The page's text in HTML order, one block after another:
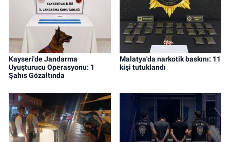
Kayseri'de Jandarma
Uyuşturucu Operasyonu: 1
Şahıs Gözaltında
Malatya'da narkotik baskını: 11
kişi tutuklandı